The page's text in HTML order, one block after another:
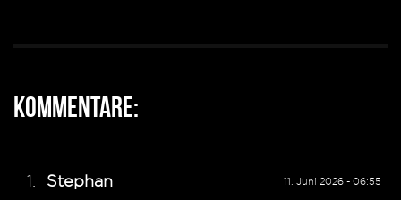
Kommentare:
11. Juni 2026 - 06:55
Stephan